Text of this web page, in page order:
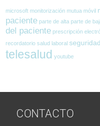
microsoft monitorización mutua móvil
paciente parte de alta parte de
del paciente prescripción
recordatorio salud laboral seguridad
telesalud youtube
CONTACTO